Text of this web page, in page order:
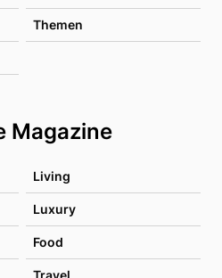
Themen
Magazine
Living
Luxury
Food
Travel